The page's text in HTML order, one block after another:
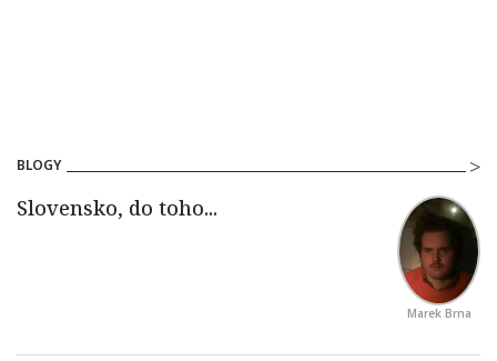
BLOGY
Marek Brna